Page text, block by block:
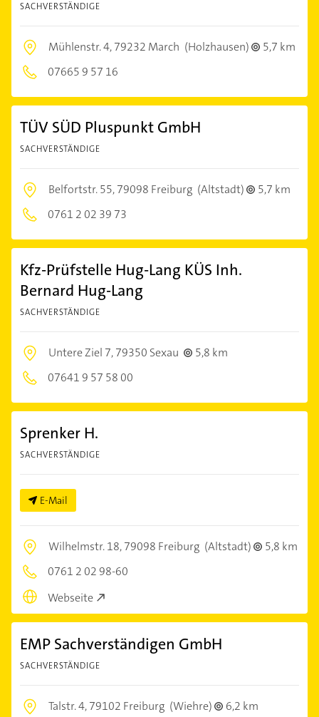
SACHVERSTÄNDIGE
Mühlenstr. 4,79232 March (Holzhausen)
5,7 km
07665 9 57 16
TÜV SÜD Pluspunkt GmbH
SACHVERSTÄNDIGE
Belfortstr. 55,79098 Freiburg (Altstadt)
5,7 km
0761 2 02 39 73
Kfz-Prüfstelle Hug-Lang KÜS Inh.
Bernard Hug-Lang
SACHVERSTÄNDIGE
Untere Ziel 7,79350 Sexau
5,8 km
07641 9 57 58 00
Sprenker H.
SACHVERSTÄNDIGE
E-Mail
Wilhelmstr. 18,79098 Freiburg (Altstadt)
5,8 km
0761 2 02 98-60
Webseite
EMP Sachverständigen GmbH
SACHVERSTÄNDIGE
Talstr. 4,79102 Freiburg (Wiehre)
6,2 km